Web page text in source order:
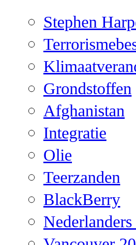
Stephen
Grondstoffen
Afghanistan
Integratie
Olie
Teerzanden
BlackBerry